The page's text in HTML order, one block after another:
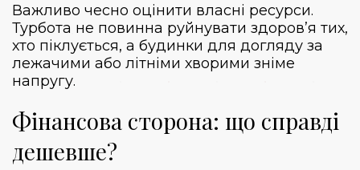
Важливо чесно оцінити власні ресурси.
Турбота не повинна руйнувати здоров’я тих,
хто піклується, а будинки для догляду за
лежачими або літніми хворими зніме
напругу.
Фінансова сторона: що справді
дешевше?